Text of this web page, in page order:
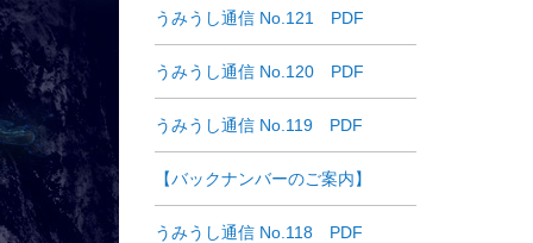
うみうし通信 No.121 PDF
うみうし通信 No.120 PDF
うみうし通信 No.119 PDF
【バックナンバーのご案内】
うみうし通信 No.118 PDF